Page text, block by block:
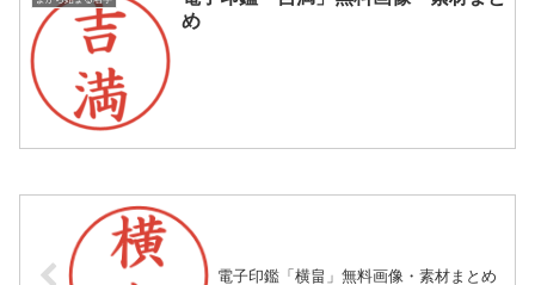
め
電子印鑑「横畠」無料画像・素材まとめ